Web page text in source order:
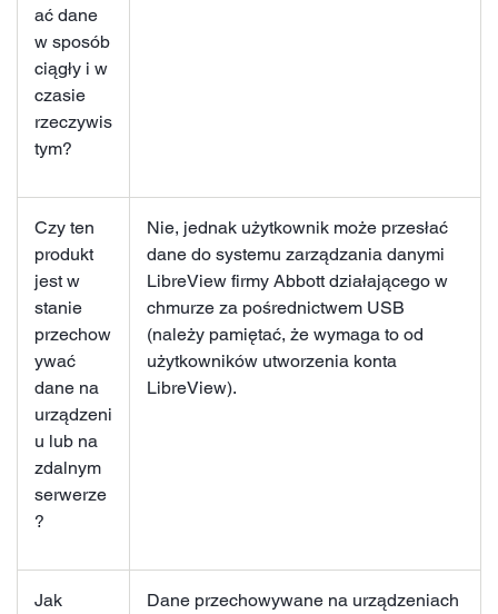
ać dane
w sposób
ciągły i w
czasie
rzeczywis
tym?
Czy ten
produkt
jest w
stanie
przechow
ywać
dane na
urządzeni
u lub na
zdalnym
serwerze
?
Nie, jednak użytkownik może przesłać
dane do systemu zarządzania danymi
LibreView firmy Abbott działającego w
chmurze za pośrednictwem USB
(należy pamiętać, że wymaga to od
użytkowników utworzenia konta
LibreView).
Jak
Dane przechowywane na urządzeniach